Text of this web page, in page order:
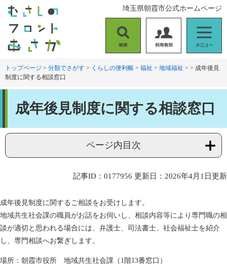
す
。
し
て
索
用
者
ニ
ュ
埼玉県朝霞市公式ホームページ
トップページ > 分類でさがす > くらしの便利帳 > 福祉 > 地域福祉 > > 成年後見
制度に関する相談窓口
成年後見制度に関する相談窓口
ページ内目次
記事ID：0177956 更新日：2026年4月1日更新
成年後見制度に関するご相談をお受けします。
地域共生社会課の職員がお話をお伺いし、相談内容等により専門職の相
談が適切と思われる場合には、弁護士、司法書士、社会福祉士を紹介
し、専門相談へお繋ぎします。
場所：朝霞市役所 地域共生社会課（1階13番窓口）